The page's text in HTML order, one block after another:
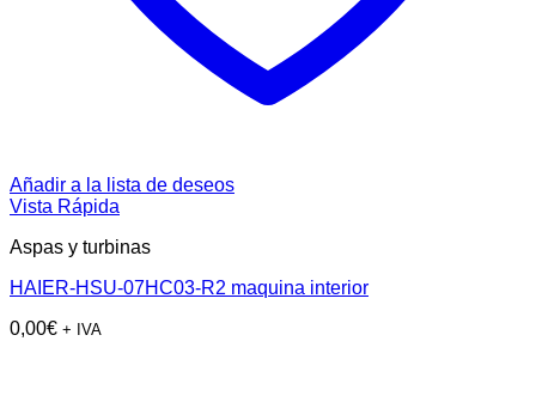
Añadir a la lista de deseos
Vista Rápida
Aspas y turbinas
HAIER-HSU-07HC03-R2 maquina interior
0,00€ + IVA